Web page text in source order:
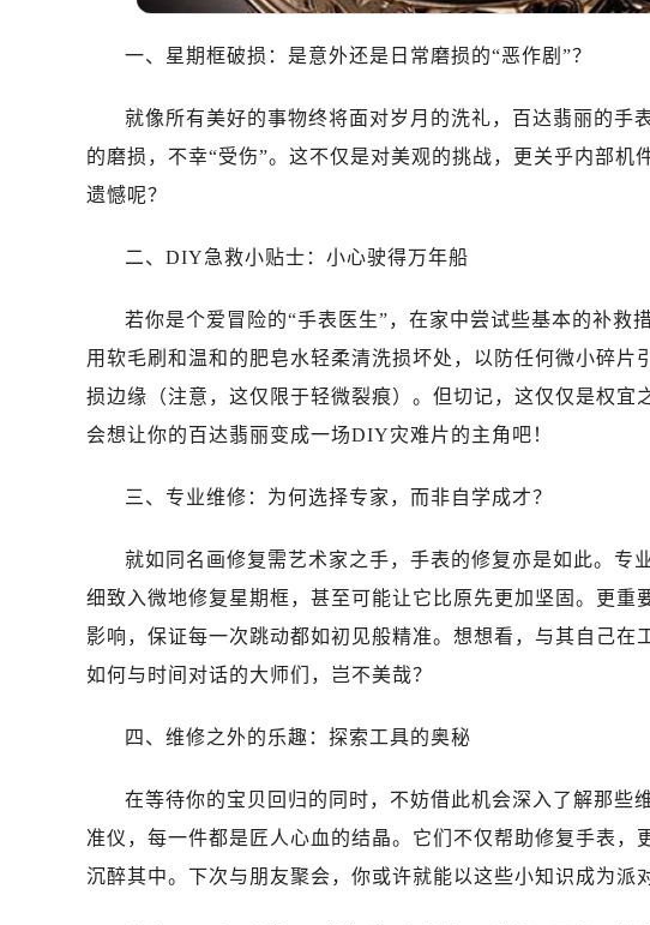
一、星期框破损：是意外还是日常磨损的“恶作剧”？
就像所有美好的事物终将面对岁月的洗礼，百达翡丽的手
的磨损，不幸“受伤”。这不仅是对美观的挑战，更关乎内部
遗憾呢？
二、DIY急救小贴士：小心驶得万年船
若你是个爱冒险的“手表医生”，在家中尝试些基本的补救
用软毛刷和温和的肥皂水轻柔清洗损坏处，以防任何微小碎
损边缘（注意，这仅限于轻微裂痕）。但切记，这仅仅是权
会想让你的百达翡丽变成一场DIY灾难片的主角吧！
三、专业维修：为何选择专家，而非自学成才？
就如同名画修复需艺术家之手，手表的修复亦是如此。专
细致入微地修复星期框，甚至可能让它比原先更加坚固。更重
影响，保证每一次跳动都如初见般精准。想想看，与其自己
如何与时间对话的大师们，岂不美哉？
四、维修之外的乐趣：探索工具的奥秘
在等待你的宝贝回归的同时，不妨借此机会深入了解那些
准仪，每一件都是匠人心血的结晶。它们不仅帮助修复手表
沉醉其中。下次与朋友聚会，你或许就能以这些小知识成为派